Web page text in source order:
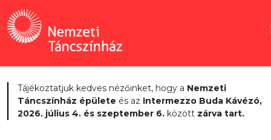
Tájékoztatjuk kedves nézőinket, hogy a Nemzeti
Táncszínház épülete és az Intermezzo Buda Kávézó,
2026. július 4. és szeptember 6. között zárva tart.